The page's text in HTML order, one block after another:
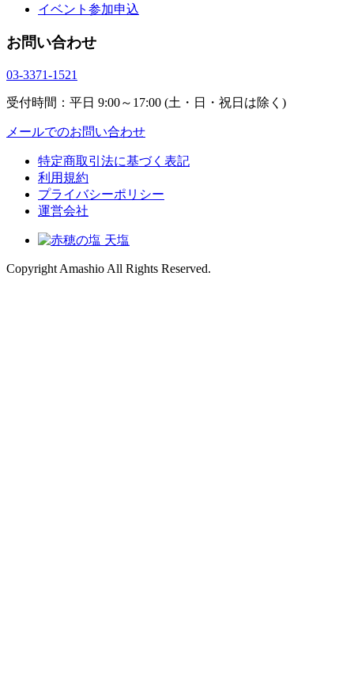
イベント参加申込
お問い合わせ
03-3371-1521
受付時間：平日 9:00～17:00 (土・日・祝日は除く)
メールでのお問い合わせ
特定商取引法に基づく表記
利用規約
プライバシーポリシー
運営会社
Copyright Amashio All Rights Reserved.